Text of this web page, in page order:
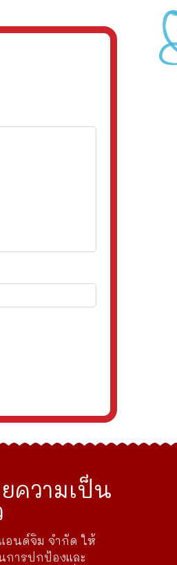
ความเป็น
นด์จิม จำกัด ให้
การปกป้องและ